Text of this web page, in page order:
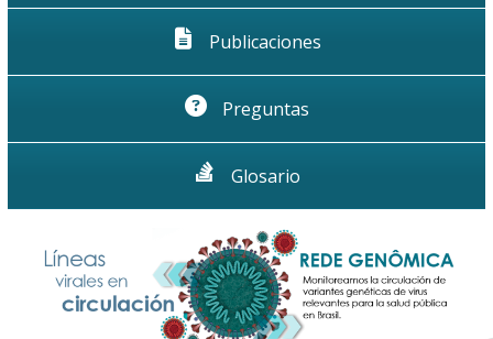
Publicaciones
Preguntas
Glosario